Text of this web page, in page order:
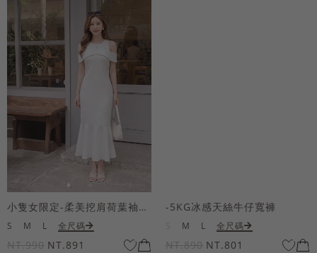
小隻女限定-柔美挖肩荷葉袖魚尾長洋裝
S M L 全尺碼
NT.990 NT.891
-5KG冰感天絲牛仔寬褲
M L 全尺碼
NT.890 NT.801